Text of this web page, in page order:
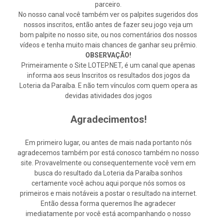
parceiro.
No nosso canal você também ver os palpites sugeridos dos
nossos inscritos, então antes de fazer seu jogo veja um
bom palpite no nosso site, ou nos comentários dos nossos
vídeos e tenha muito mais chances de ganhar seu prêmio.
OBSERVAÇÃO!
Primeiramente o Site LOTEP.NET, é um canal que apenas
informa aos seus Inscritos os resultados dos jogos da
Loteria da Paraíba. E não tem vínculos com quem opera as
devidas atividades dos jogos
Agradecimentos!
Em primeiro lugar, ou antes de mais nada portanto nós
agradecemos também por está conosco também no nosso
site. Provavelmente ou consequentemente você vem em
busca do resultado da Loteria da Paraíba sonhos
certamente você achou aqui porque nós somos os
primeiros e mais notáveis a postar o resultado na internet.
Então dessa forma queremos lhe agradecer
imediatamente por você está acompanhando o nosso